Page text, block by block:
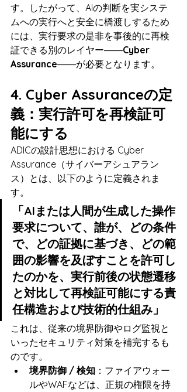
す。したがって、AIの判断を実システ
ムへの実行へと安全に橋渡しするため
には、実行要求の是非を事後的に再検
証できる別のレイヤー――Cyber
Assurance――が必要となります。
4. Cyber Assuranceの定
義：実行許可を再検証可
能にする
ADICの設計思想における Cyber
Assurance（サイバーアシュアラン
ス）とは、以下のように定義されま
す。
「AIまたは人間が生成した操作
要求について、誰が、どの条件
で、どの証拠に基づき、どの範
囲の影響を及ぼすことを許可し
たのかを、実行前後の状態遷移
と対比して再検証可能にする責
任構造および技術的仕組み」
これは、従来の境界防御やログ監視と
いったセキュリティ対策を補完するも
のです。
境界防御 / 検知 ：ファイアウォー
ルやWAFなどは、正規の権限を持